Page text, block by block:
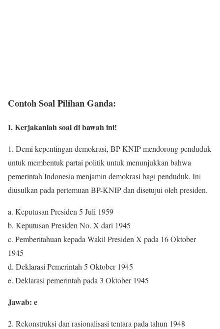
Contoh Soal Pilihan Ganda:
I. Kerjakanlah soal di bawah ini!
1. Demi kepentingan demokrasi, BP-KNIP mendorong penduduk
untuk membentuk partai politik untuk menunjukkan bahwa
pemerintah Indonesia menjamin demokrasi bagi penduduk. Ini
diusulkan pada pertemuan BP-KNIP dan disetujui oleh presiden.
a. Keputusan Presiden 5 Juli 1959
b. Keputusan Presiden No. X dari 1945
c. Pemberitahuan kepada Wakil Presiden X pada 16 Oktober
1945
d. Deklarasi Pemerintah 5 Oktober 1945
e. Deklarasi pemerintah pada 3 Oktober 1945
Jawab: e
2. Rekonstruksi dan rasionalisasi tentara pada tahun 1948